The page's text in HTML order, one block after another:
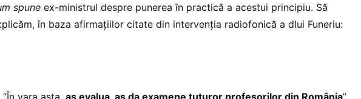
spune ex-ministrul despre punerea în practică a acestui principiu. Să
în baza afirmațiilor citate din intervenția radiofonică a dlui Funeriu:
“În vara asta, aș evalua, aș da examene tuturor profesorilor din România”.